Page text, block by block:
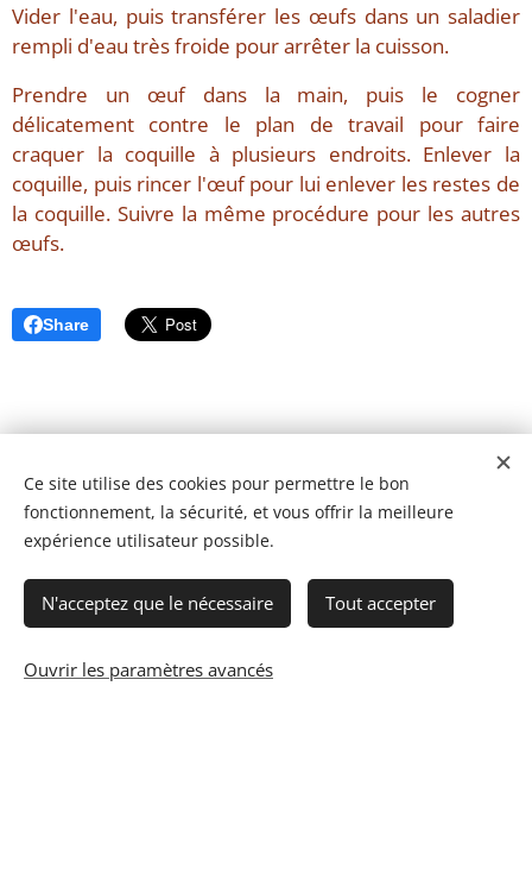
Vider l'eau, puis transférer les œufs dans un saladier
rempli d'eau très froide pour arrêter la cuisson.
Prendre un œuf dans la main, puis le cogner
délicatement contre le plan de travail pour faire
craquer la coquille à plusieurs endroits. Enlever la
coquille, puis rincer l'œuf pour lui enlever les restes de
la coquille. Suivre la même procédure pour les autres
œufs.
Share
© 2023 Les recettes d'Henri-Luc. Tous droits réservés.
Ce site utilise des cookies pour permettre le bon
fonctionnement, la sécurité, et vous offrir la meilleure
expérience utilisateur possible.
N'acceptez que le nécessaire Tout accepter
Ouvrir les paramètres avancés